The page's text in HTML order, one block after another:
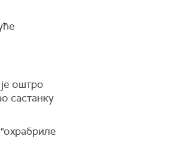
оштро
састанку